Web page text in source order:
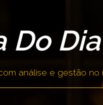
Do Dia
análise e gestão no